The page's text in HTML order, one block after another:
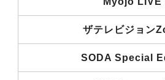
ザテレビジョン
SODA Special